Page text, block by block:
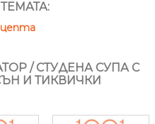
/ СТУДЕНА СУПА С
И ТИКВИЧКИ